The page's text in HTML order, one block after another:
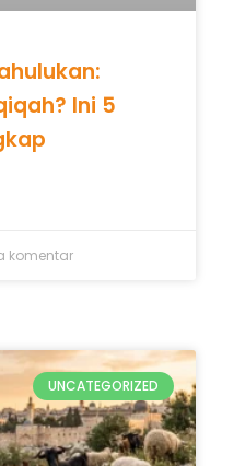
Ini 5
komentar
UNCATEGORIZED